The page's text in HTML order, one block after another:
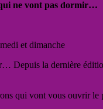
ne vont pas dormir…
et dimanche
Depuis la dernière
qui vont vous ouvrir